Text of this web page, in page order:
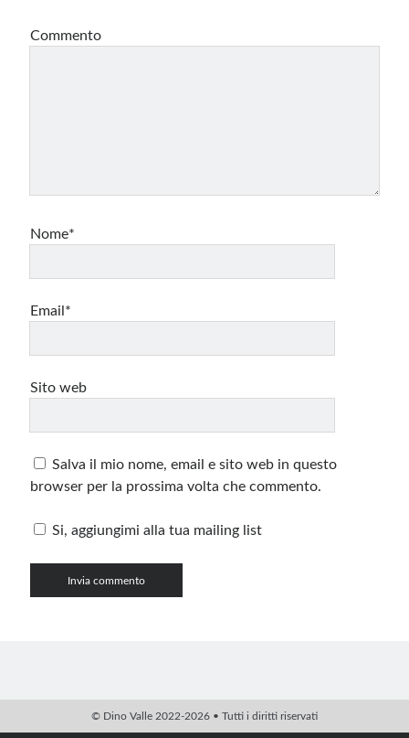
Commento
Nome*
Email*
Sito web
Salva il mio nome, email e sito web in questo
browser per la prossima volta che commento.
Si, aggiungimi alla tua mailing list
© Dino Valle 2022-2026 • Tutti i diritti riservati